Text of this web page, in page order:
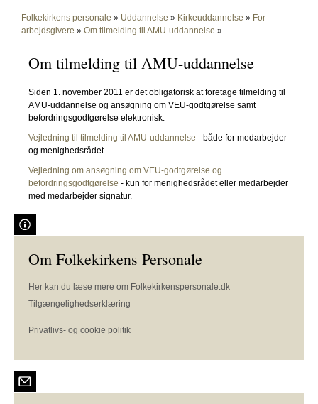
Folkekirkens personale » Uddannelse » Kirkeuddannelse » For
arbejdsgivere » Om tilmelding til AMU-uddannelse »
Om tilmelding til AMU-uddannelse
Siden 1. november 2011 er det obligatorisk at foretage tilmelding til
AMU-uddannelse og ansøgning om VEU-godtgørelse samt
befordringsgodtgørelse elektronisk.
Vejledning til tilmelding til AMU-uddannelse - både for medarbejder
og menighedsrådet
Vejledning om ansøgning om VEU-godtgørelse og
befordringsgodtgørelse - kun for menighedsrådet eller medarbejder
med medarbejder signatur.
Om Folkekirkens Personale
Her kan du læse mere om Folkekirkenspersonale.dk
Tilgængelighedserklæring
Privatlivs- og cookie politik